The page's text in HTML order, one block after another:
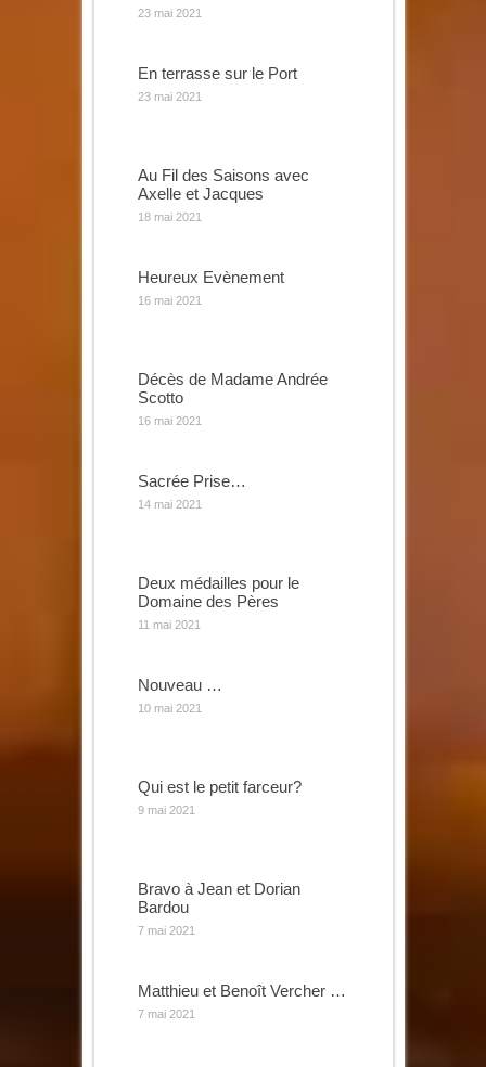
23 mai 2021
En terrasse sur le Port
23 mai 2021
Au Fil des Saisons avec
Axelle et Jacques
18 mai 2021
Heureux Evènement
16 mai 2021
Décès de Madame Andrée
Scotto
16 mai 2021
Sacrée Prise…
14 mai 2021
Deux médailles pour le
Domaine des Pères
11 mai 2021
Nouveau …
10 mai 2021
Qui est le petit farceur?
9 mai 2021
Bravo à Jean et Dorian
Bardou
7 mai 2021
Matthieu et Benoît Vercher …
7 mai 2021